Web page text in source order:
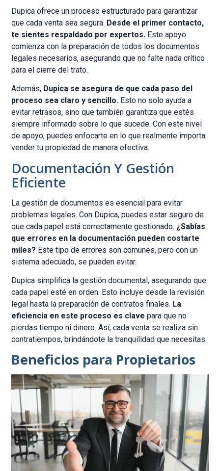
Dupica ofrece un proceso estructurado para garantizar
que cada venta sea segura. Desde el primer contacto,
te sientes respaldado por expertos. Este apoyo
comienza con la preparación de todos los documentos
legales necesarios, asegurando que no falte nada crítico
para el cierre del trato.
Además, Dupica se asegura de que cada paso del
proceso sea claro y sencillo. Esto no solo ayuda a
evitar retrasos, sino que también garantiza que estés
siempre informado sobre lo que sucede. Con este nivel
de apoyo, puedes enfocarte en lo que realmente importa:
vender tu propiedad de manera efectiva.
Documentación Y Gestión
Eficiente
La gestión de documentos es esencial para evitar
problemas legales. Con Dupica, puedes estar seguro de
que cada papel está correctamente gestionado. ¿Sabías
que errores en la documentación pueden costarte
miles? Este tipo de errores son comunes, pero con un
sistema adecuado, se pueden evitar.
Dupica simplifica la gestión documental, asegurando que
cada papel esté en orden. Esto incluye desde la revisión
legal hasta la preparación de contratos finales. La
eficiencia en este proceso es clave para que no
pierdas tiempo ni dinero. Así, cada venta se realiza sin
contratiempos, brindándote la tranquilidad que necesitas.
Beneficios para Propietarios